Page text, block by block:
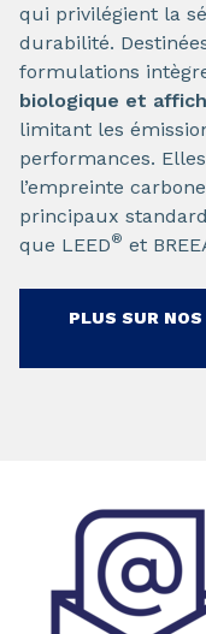
qui privilégient la
durabilité.
formulations
biologique et
limitant les
performances.
l’empreinte
principaux
que LEED® et
PLUS SUR